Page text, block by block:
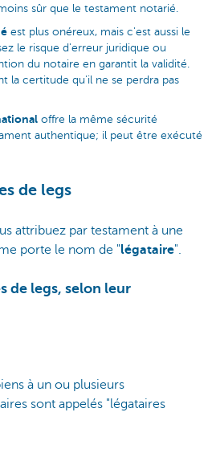
sûr que le testament notarié.
est plus onéreux, mais c'est aussi le
le risque d'erreur juridique ou
du notaire en garantit la validité.
la certitude qu'il ne se perdra pas
offre la même sécurité
authentique; il peut être exécuté
de legs
attribuez par testament à une
porte le nom de "légataire".
de legs, selon leur
à un ou plusieurs
sont appelés "légataires